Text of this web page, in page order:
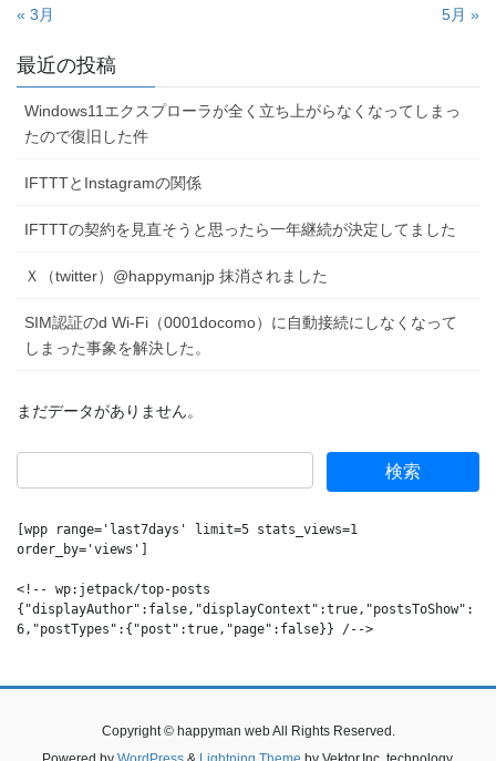
« 3月 5月 »
最近の投稿
Windows11エクスプローラが全く立ち上がらなくなってしまっ
たので復旧した件
IFTTTとInstagramの関係
IFTTTの契約を見直そうと思ったら一年継続が決定してました
Ｘ（twitter）@happymanjp 抹消されました
SIM認証のd Wi-Fi（0001docomo）に自動接続にしなくなって
しまった事象を解決した。
まだデータがありません。
[wpp range='last7days' limit=5 stats_views=1
order_by='views']
<!-- wp:jetpack/top-posts
{"displayAuthor":false,"displayContext":true,"postsToShow":
6,"postTypes":{"post":true,"page":false}} /-->
Copyright © happyman web All Rights Reserved.